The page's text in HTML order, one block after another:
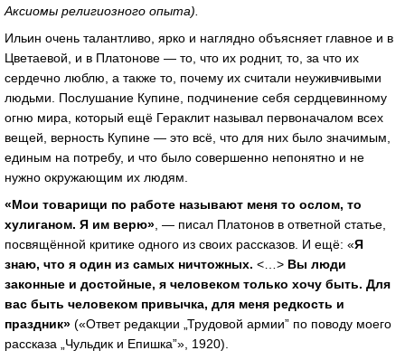
Аксиомы религиозного опыта).
Ильин очень талантливо, ярко и наглядно объясняет главное и в
Цветаевой, и в Платонове — то, что их роднит, то, за что их
сердечно люблю, а также то, почему их считали неуживчивыми
людьми. Послушание Купине, подчинение себя сердцевинному
огню мира, который ещё Гераклит называл первоначалом всех
вещей, верность Купине — это всё, что для них было значимым,
единым на потребу, и что было совершенно непонятно и не
нужно окружающим их людям.
«Мои товарищи по работе называют меня то ослом, то
хулиганом. Я им верю» , — писал Платонов в ответной статье,
посвящённой критике одного из своих рассказов. И ещё: «Я
знаю, что я один из самых ничтожных. <…> Вы люди
законные и достойные, я человеком только хочу быть. Для
вас быть человеком привычка, для меня редкость и
праздник» («Ответ редакции „Трудовой армии” по поводу моего
рассказа „Чульдик и Епишка”», 1920).